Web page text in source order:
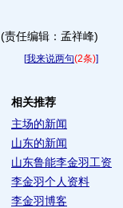
(责任编辑：孟祥峰)
[我来说两句(2条)]
相关推荐
主场的新闻
山东的新闻
山东鲁能李金羽工资
李金羽个人资料
李金羽博客